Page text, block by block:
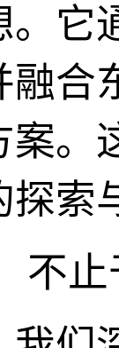
。它
融合
案。
探索
不